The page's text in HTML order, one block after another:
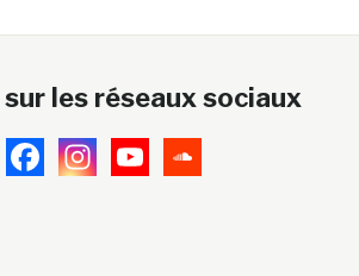
les réseaux sociaux